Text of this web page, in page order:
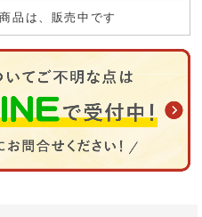
品は、販売中です